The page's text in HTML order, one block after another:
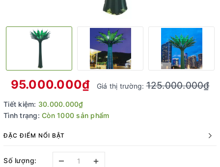
95.000.000₫ Giá thị trường:125.000.000₫
Tiết kiệm: 30.000.000₫
Tình trạng: Còn 1000 sản phẩm
ĐẶC ĐIỂM NỔI BẬT
Số lượng: – +